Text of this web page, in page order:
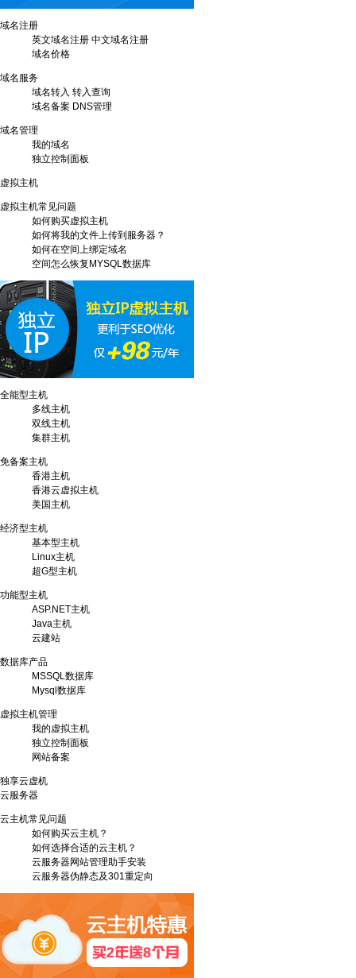
域名注册
英文域名注册 中文域名注册
域名价格
域名服务
域名转入 转入查询
域名备案 DNS管理
域名管理
我的域名
独立控制面板
虚拟主机
虚拟主机常见问题
如何购买虚拟主机
如何将我的文件上传到服务器？
如何在空间上绑定域名
空间怎么恢复MYSQL数据库
全能型主机
多线主机
双线主机
集群主机
免备案主机
香港主机
香港云虚拟主机
美国主机
经济型主机
基本型主机
Linux主机
超G型主机
功能型主机
ASP.NET主机
Java主机
云建站
数据库产品
MSSQL数据库
Mysql数据库
虚拟主机管理
我的虚拟主机
独立控制面板
网站备案
独享云虚机
云服务器
云主机常见问题
如何购买云主机？
如何选择合适的云主机？
云服务器网站管理助手安装
云服务器伪静态及301重定向